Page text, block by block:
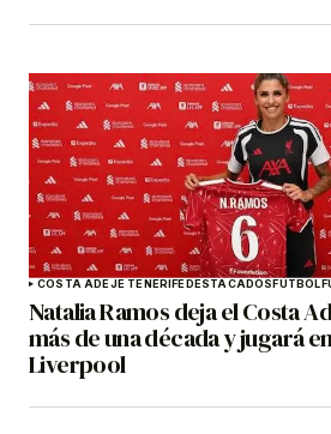
COSTA ADEJE TENERIFEDESTACADOSFÚTBOL
Natalia Ramos deja el Costa
más de una década y jugará
Liverpool